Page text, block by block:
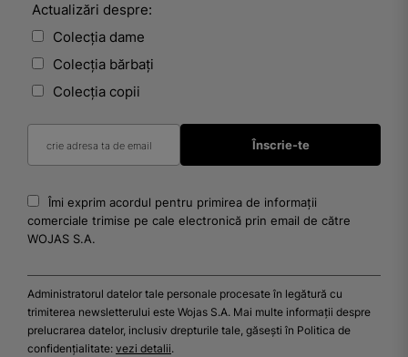
Actualizări despre:
Colecția dame
Colecția bărbați
Colecția copii
Îmi exprim acordul pentru primirea de informații
comerciale trimise pe cale electronică prin email de către
WOJAS S.A.
Administratorul datelor tale personale procesate în legătură cu
trimiterea newsletterului este Wojas S.A. Mai multe informații despre
prelucrarea datelor, inclusiv drepturile tale, găsești în Politica de
confidențialitate: vezi detalii.